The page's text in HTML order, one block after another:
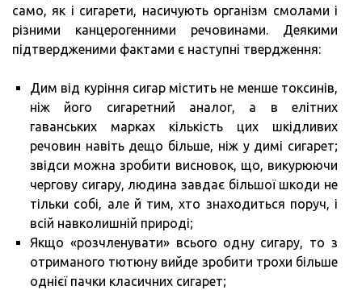
само, як і сигарети, насичують організм смолами і
різними канцерогенними речовинами. Деякими
підтвердженими фактами є наступні твердження:
Дим від куріння сигар містить не менше токсинів,
ніж його сигаретний аналог, а в елітних
гаванських марках кількість цих шкідливих
речовин навіть дещо більше, ніж у димі сигарет;
звідси можна зробити висновок, що, викурюючи
чергову сигару, людина завдає більшої шкоди не
тільки собі, але й тим, хто знаходиться поруч, і
всій навколишній природі;
Якщо «розчленувати» всього одну сигару, то з
отриманого тютюну вийде зробити трохи більше
однієї пачки класичних сигарет;